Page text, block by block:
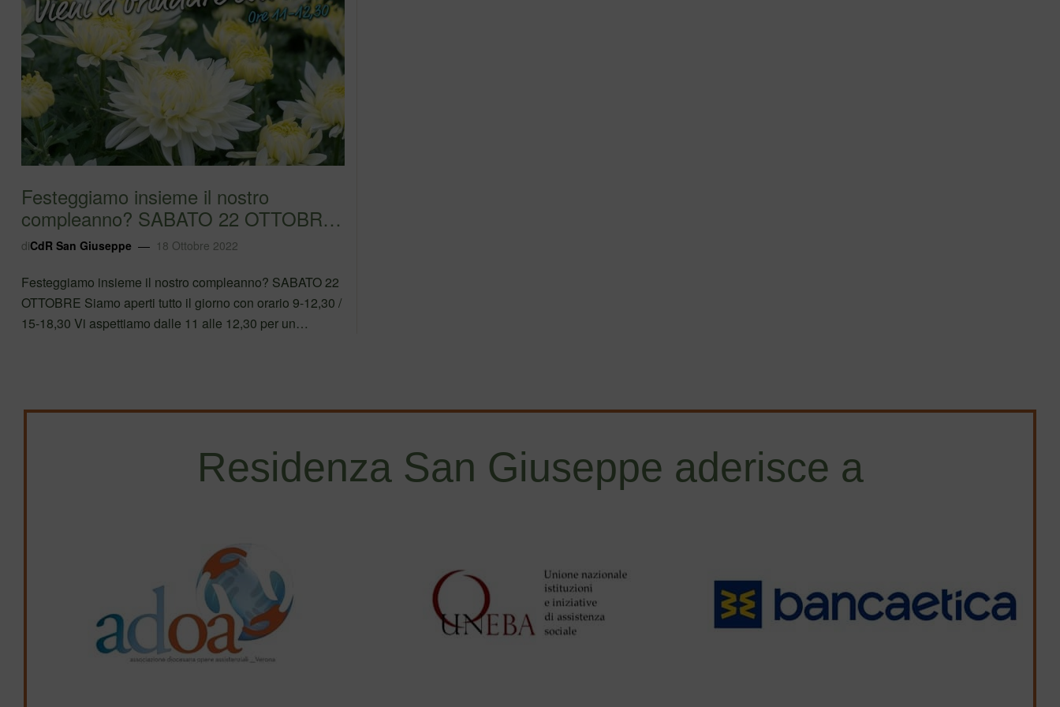
Festeggiamo insieme il nostro
compleanno? SABATO 22 OTTOBRE
Siamo aperti tutt…
diCdR San Giuseppe 18 Ottobre 2022
Festeggiamo insieme il nostro compleanno? SABATO 22
OTTOBRE Siamo aperti tutto il giorno con orario 9-12,30 /
15-18,30 Vi aspettiamo dalle 11 alle 12,30 per un
Residenza San Giuseppe aderisce a